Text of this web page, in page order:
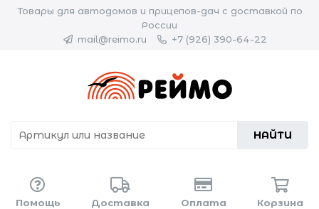
Товары для автодомов и прицепов-дач с доставкой по
России
mail@reimo.ru
+7 (926) 390-64-22
НАЙТИ
Помощь Доставка Оплата Корзина